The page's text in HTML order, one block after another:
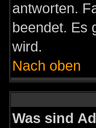
antworten.
beendet. Es
wird.
Nach oben
Was sind